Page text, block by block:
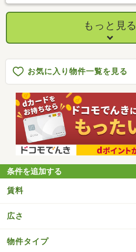
もっと見る
お気に入り物件一覧を見る
条件を追加する
賃料
広さ
物件タイプ